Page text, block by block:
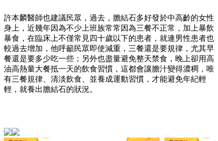
許本麟醫師也建議民眾，過去，膽結石多好發於中高齡的女性
身上，近幾年因為不少上班族常常因為三餐不正常，加上暴飲
暴食，在臨床上不僅常見四十歲以下的患者，就連男性患者也
較過去增加，他呼籲民眾即使減重，三餐還是要規律，尤其早
餐還是要多少吃一些；另外也盡量避免整天禁食，晚上卻用高
油高熱量大餐抵一天的飲食習慣，這都會讓膽汁變得濃稠，唯
有三餐規律、清淡飲食、並養成運動習慣，才能避免年紀輕
輕，就養出膽結石的狀況。